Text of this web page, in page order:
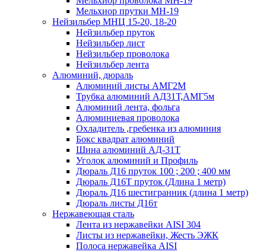
Мельхиор прутки МН-19
Нейзильбер МНЦ 15-20, 18-20
Нейзильбер пруток
Нейзильбер лист
Нейзильбер проволока
Нейзильбер лента
Алюминий, дюраль
Алюминий листы АМГ2М
Трубка алюминий АД31Т,АМГ5м
Алюминий лента, фольга
Алюминиевая проволока
Охладитель ,гребенка из алюминия
Бокс квадрат алюминий
Шина алюминий АД-31Т
Уголок алюминий и Профиль
Дюраль Д16 пруток 100 ; 200 ; 400 мм
Дюраль Д16Т пруток (Длина 1 метр)
Дюраль Д16 шестигранник (длина 1 метр)
Дюраль листы Д16т
Нержавеющая сталь
Лента из нержавейки AISI 304
Листы из нержавейки, Жесть ЭЖК
Полоса нержавейка АISI